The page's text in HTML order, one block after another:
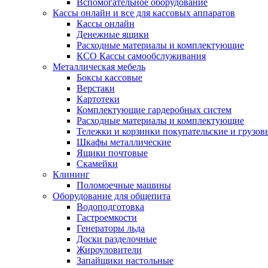
Вспомогательное оборудование
Кассы онлайн и все для кассовых аппаратов
Кассы онлайн
Денежные ящики
Расходные материалы и комплектующие
КСО Кассы самообслуживания
Металлическая мебель
Боксы кассовые
Верстаки
Картотеки
Комплектующие гардеробных систем
Расходные материалы и комплектующие
Тележки и корзинки покупательские и
Шкафы металлические
Ящики почтовые
Скамейки
Клининг
Поломоечные машины
Оборудование для общепита
Водоподготовка
Гастроемкости
Генераторы льда
Доски разделочные
Жироуловители
Запайщики настольные